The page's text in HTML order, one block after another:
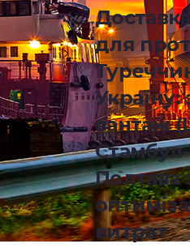
для
Україну:
вантаж
Полтава
витрат